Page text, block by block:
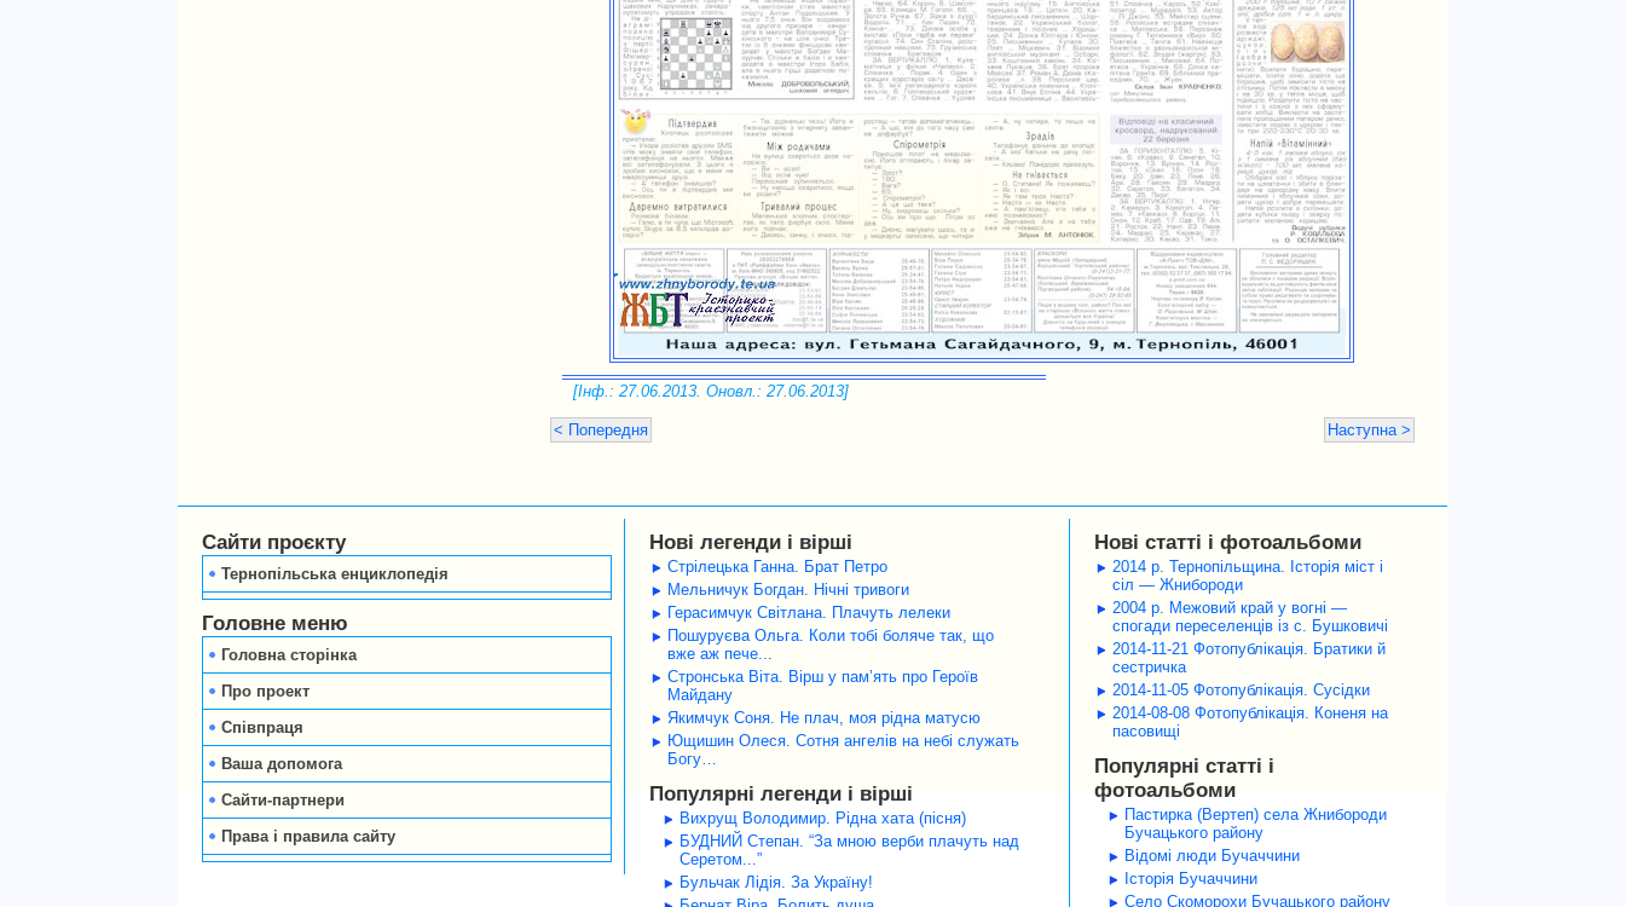
[Інф.: 27.06.2013. Оновл.: 27.06.2013]
< Попередня Наступна >
Сайти проєкту
Тернопільська енциклопедія
Головне меню
Головна сторінка
Про проект
Співпраця
Ваша допомога
Сайти-партнери
Права і правила сайту
Нові легенди і вірші
Стрілецька Ганна. Брат Петро
Мельничук Богдан. Нічні тривоги
Герасимчук Світлана. Плачуть лелеки
Пошуруєва Ольга. Коли тобі боляче так, що
вже аж пече...
Стронська Віта. Вірш у пам’ять про Героїв
Майдану
Якимчук Соня. Не плач, моя рідна матусю
Ющишин Олеся. Сотня ангелів на небі служать
Богу…
Популярні легенди і вірші
Вихрущ Володимир. Рідна хата (пісня)
БУДНИЙ Степан. “За мною верби плачуть над
Серетом...”
Бульчак Лідія. За Україну!
Нові статті і фотоальбоми
2014 р. Тернопільщина. Історія міст і
сіл — Жнибороди
2004 р. Межовий край у вогні —
спогади переселенців із с. Бушковичі
2014-11-21 Фотопублікація. Братики й
сестричка
2014-11-05 Фотопублікація. Сусідки
2014-08-08 Фотопублікація. Коненя на
пасовищі
Популярні статті і
фотоальбоми
Пастирка (Вертеп) села Жнибороди
Бучацького району
Відомі люди Бучаччини
Історія Бучаччини
Село Скоморохи Бучацького району